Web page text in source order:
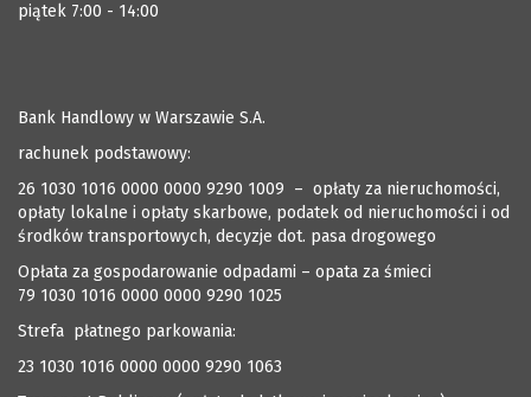
piątek 7:00 - 14:00
Bank Handlowy w Warszawie S.A.
rachunek podstawowy:
26 1030 1016 0000 0000 9290 1009 – opłaty za nieruchomości,
opłaty lokalne i opłaty skarbowe, podatek od nieruchomości i od
środków transportowych, decyzje dot. pasa drogowego
Opłata za gospodarowanie odpadami – opata za śmieci
79 1030 1016 0000 0000 9290 1025
Strefa płatnego parkowania:
23 1030 1016 0000 0000 9290 1063